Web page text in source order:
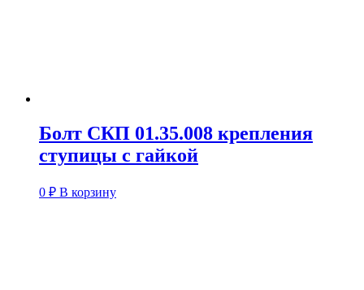
Болт СКП 01.35.008 крепления
ступицы с гайкой
0 ₽ В корзину